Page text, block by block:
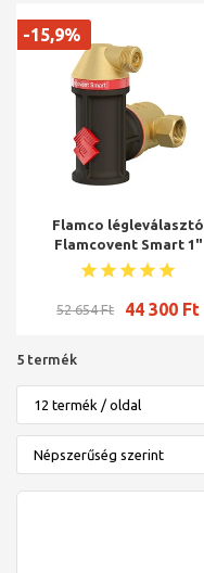
Flamco légleválasztó
Flamcovent Smart 1"
-15,9%
52 654 Ft 44 300 Ft
5 termék